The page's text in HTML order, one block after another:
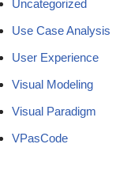
Uncategorized
Use Case Analysis
User Experience
Visual Modeling
Visual Paradigm
VPasCode